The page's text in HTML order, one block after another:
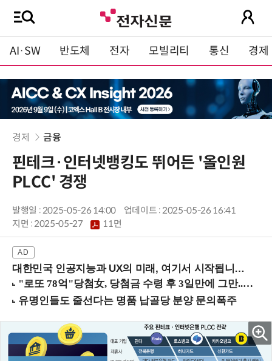
AI·SW 반도체 전자 모빌리티 통신 경제
경제 금융
핀테크·인터넷뱅킹도 뛰어든 '올인원
PLCC' 경쟁
발행일 : 2025-05-26 14:00
업데이트 : 2025-05-26 16:41
지면 :2025-05-27 11면
대한민국 인공지능과 UX의 미래, 여기서 시작됩니다! (9/2 강남역)